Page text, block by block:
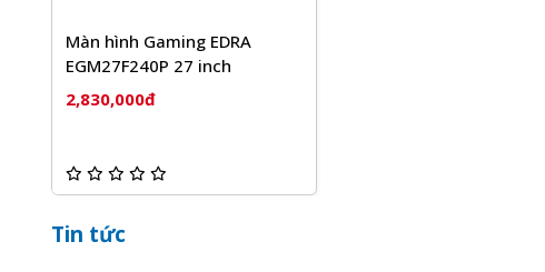
Màn hình Gaming EDRA
EGM27F240P 27 inch
2,830,000đ
Tin tức